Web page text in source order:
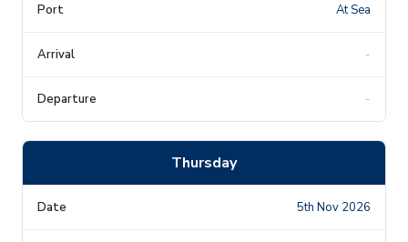
At Sea
-
-
Thursday
5th Nov 2026